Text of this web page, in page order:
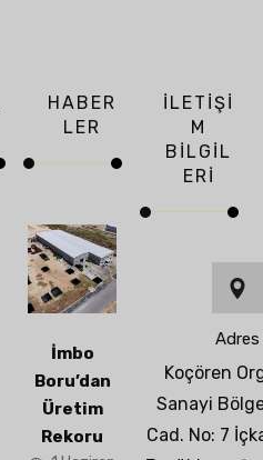
HABER
LER
İmbo
Boru’dan
Üretim
Rekoru
İLETIŞI
M
BILGIL
ERI
Adres
Koçören
Sanayi
Cad. No: 7